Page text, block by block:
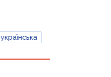
українська